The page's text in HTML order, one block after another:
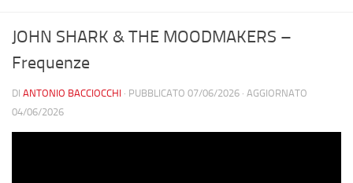
JOHN SHARK & THE MOODMAKERS –
Frequenze
DI ANTONIO BACCIOCCHI · PUBBLICATO 07/06/2026 · AGGIORNATO
04/06/2026